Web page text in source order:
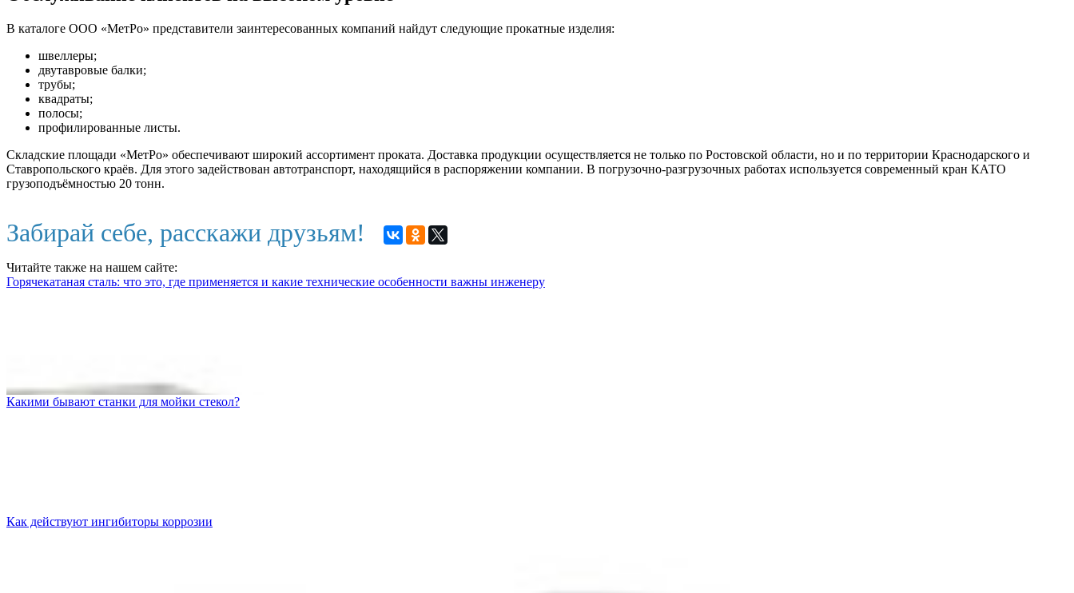
В каталоге ООО «МетРо» представители заинтересованных компаний найдут следующие прокатные изделия:
швеллеры;
двутавровые балки;
трубы;
квадраты;
полосы;
профилированные листы.
Складские площади «МетРо» обеспечивают широкий ассортимент проката. Доставка продукции осуществляется не только по Ростовской области, но и по территории Краснодарского и
Ставропольского краёв. Для этого задействован автотранспорт, находящийся в распоряжении компании. В погрузочно-разгрузочных работах используется современный кран КАТО
грузоподъёмностью 20 тонн.
Забирай себе, расскажи друзьям!
Читайте также на нашем сайте:
Горячекатаная сталь: что это, где применяется и какие технические особенности важны инженеру
Какими бывают станки для мойки стекол?
Как действуют ингибиторы коррозии